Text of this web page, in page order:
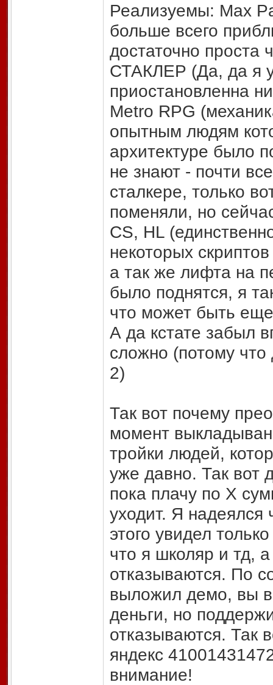
Реализуемы: Max
больше всего
достаточно проста
СТАКЛЕР (Да, да я
приостановленна
Metro RPG
опытным людям
архитектуре было
не знают - почти
сталкере, только
поменяли, но
CS, HL
некоторых
а так же лифта на
было поднятся, я
что может быть
А да кстате забыл
сложно (потому
2)
Так вот почему
момент
тройки людей,
уже давно. Так вот
пока плачу по X
уходит. Я надеялся
этого увидел
что я школяр и тд,
отказываются. По
выложил демо, вы
деньги, но
отказываются. Так
яндекс
внимание!